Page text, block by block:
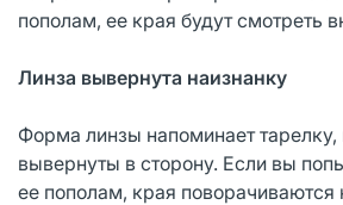
пополам, ее края будут смотреть
Линза вывернута наизнанку
Форма линзы напоминает тарелку,
вывернуты в сторону. Если вы
ее пополам, края поворачиваются